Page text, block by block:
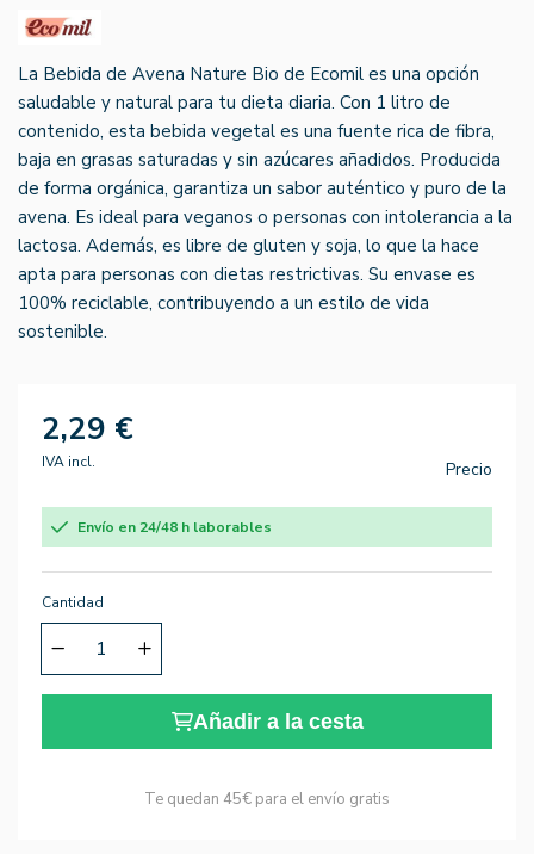
La Bebida de Avena Nature Bio de Ecomil es una opción
saludable y natural para tu dieta diaria. Con 1 litro de
contenido, esta bebida vegetal es una fuente rica de fibra,
baja en grasas saturadas y sin azúcares añadidos. Producida
de forma orgánica, garantiza un sabor auténtico y puro de la
avena. Es ideal para veganos o personas con intolerancia a la
lactosa. Además, es libre de gluten y soja, lo que la hace
apta para personas con dietas restrictivas. Su envase es
100% reciclable, contribuyendo a un estilo de vida
sostenible.
2,29 €
IVA incl. Precio
Envío en 24/48 h laborables
Cantidad
Añadir a la cesta
Te quedan 45€ para el envío gratis